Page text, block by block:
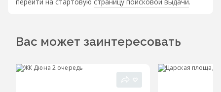
Вас может заинтересовать